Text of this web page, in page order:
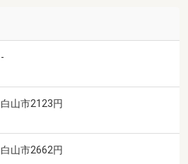
-
白山市2123円
白山市2662円